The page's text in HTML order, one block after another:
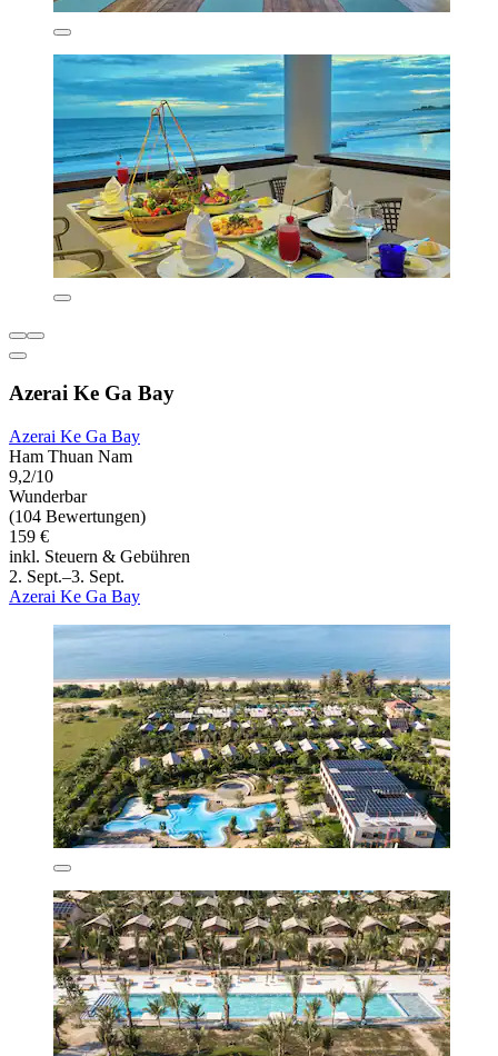
Azerai Ke Ga Bay
Azerai Ke Ga Bay
Ham Thuan Nam
9,2/10
Wunderbar
(104 Bewertungen)
159 €
inkl. Steuern & Gebühren
2. Sept.–3. Sept.
Azerai Ke Ga Bay